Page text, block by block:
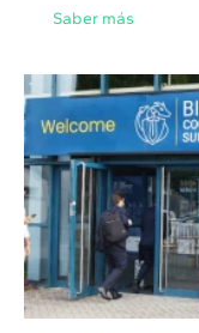
Saber más